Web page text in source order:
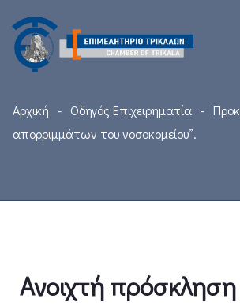
Αρχική Οδηγός Επιχειρηματία
απορριμμάτων του νοσοκομείου”.
Ανοιχτή